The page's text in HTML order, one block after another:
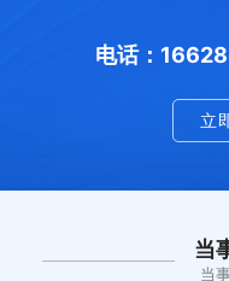
电话：
立
当
当